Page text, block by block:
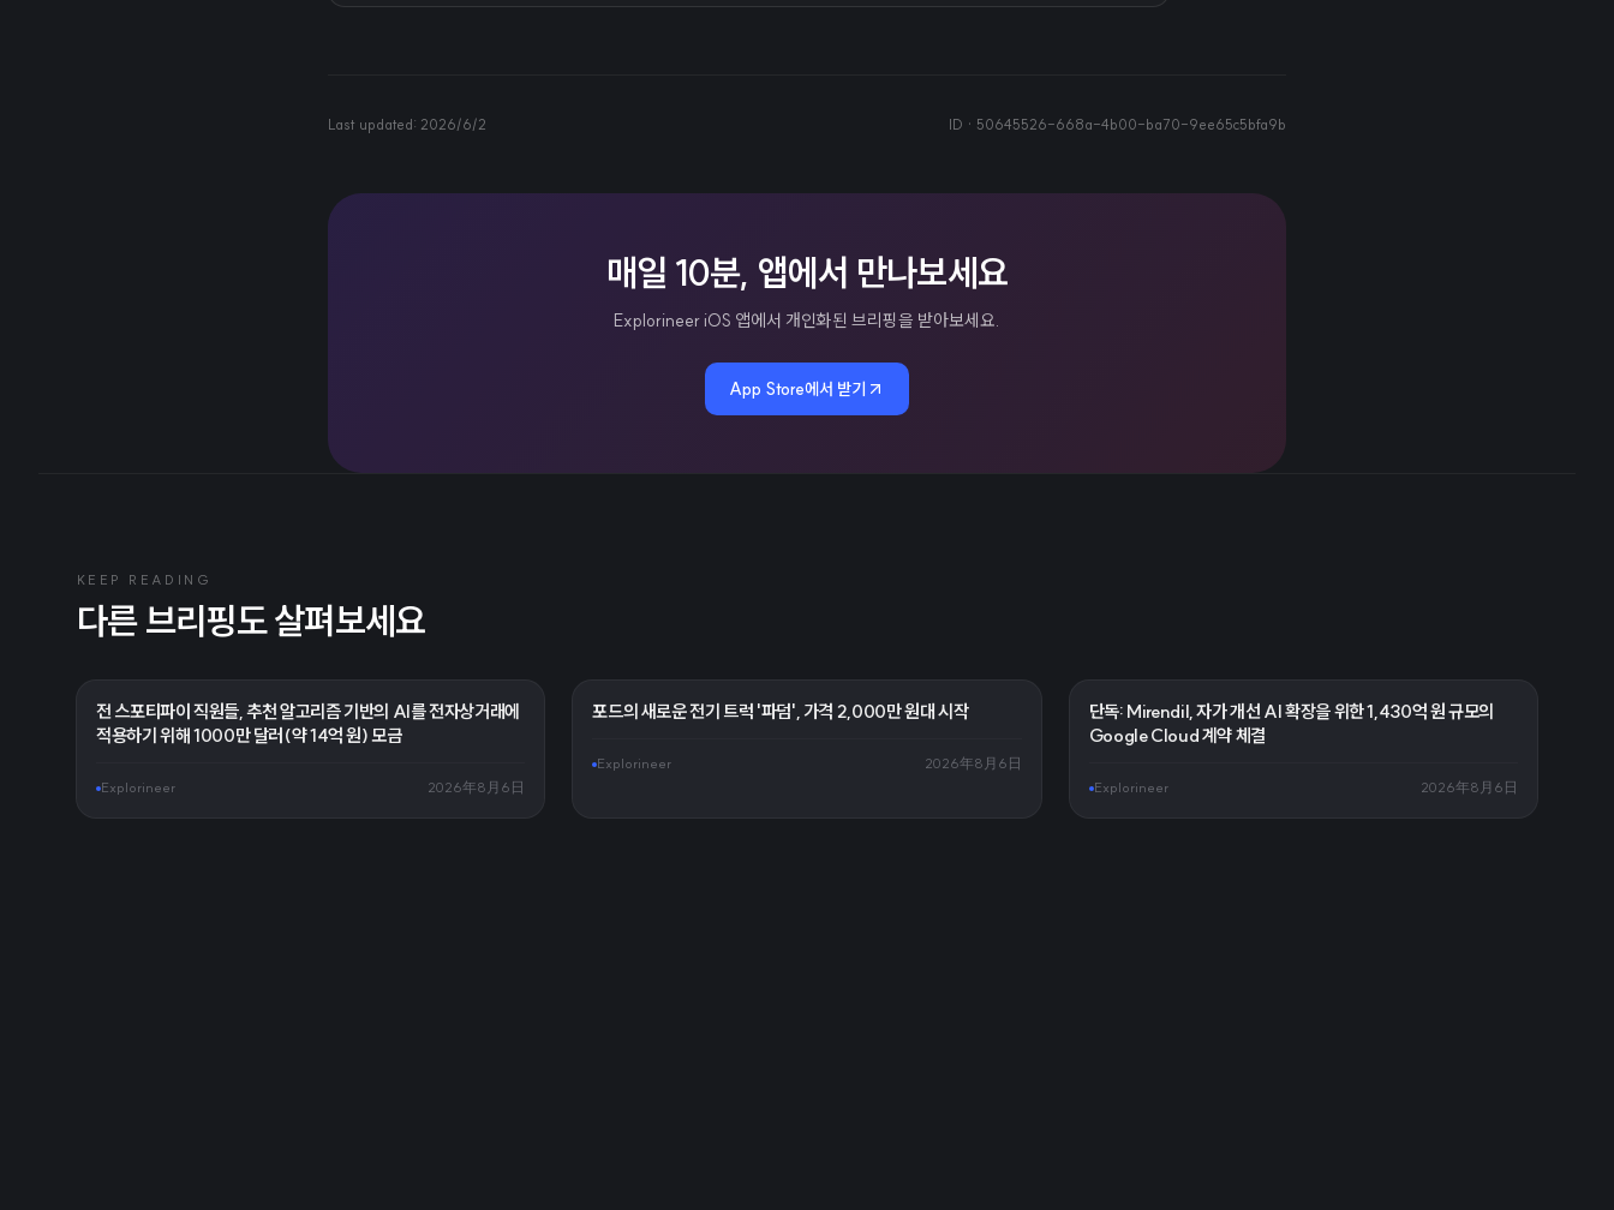
Last updated: 2026/6/2 ID · 50645526-668a-4b00-ba70-9ee65c5bfa9b
매일 10분, 앱에서 만나보세요
Explorineer iOS 앱에서 개인화된 브리핑을 받아보세요.
App Store에서 받기
KEEP READING
다른 브리핑도 살펴보세요
전 스포티파이 직원들, 추천 알고리즘 기반의 AI를 전자상거래에
적용하기 위해 1000만 달러(약 14억 원) 모금
Explorineer 2026年8月6日
포드의 새로운 전기 트럭 '파덤', 가격 2,000만 원대 시작
Explorineer 2026年8月6日
단독: Mirendil, 자가 개선 AI 확장을 위한 1,430억 원 규모의
Google Cloud 계약 체결
Explorineer 2026年8月6日